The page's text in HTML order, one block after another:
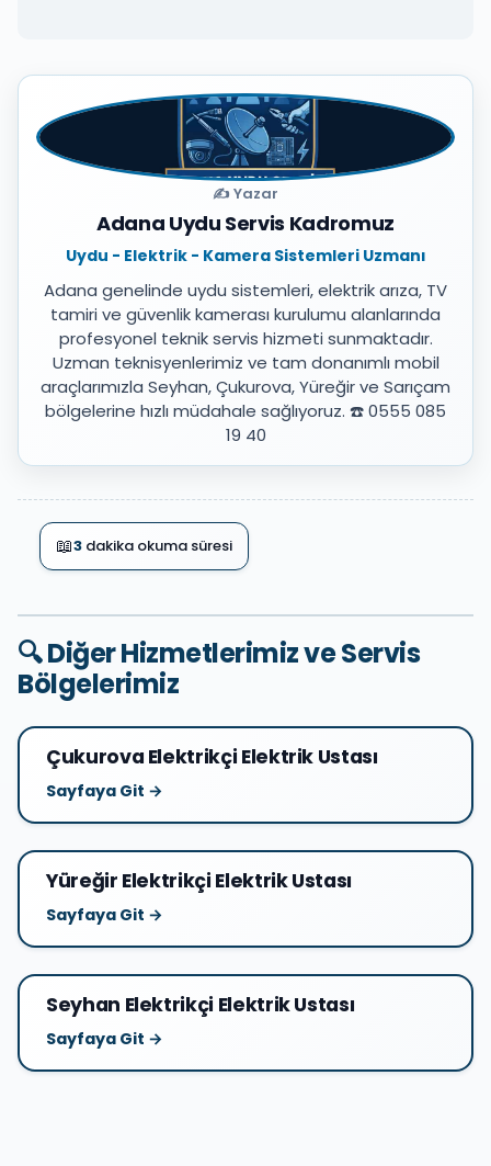
✍️ Yazar
Adana Uydu Servis Kadromuz
Uydu - Elektrik - Kamera Sistemleri Uzmanı
Adana genelinde uydu sistemleri, elektrik arıza, TV
tamiri ve güvenlik kamerası kurulumu alanlarında
profesyonel teknik servis hizmeti sunmaktadır.
Uzman teknisyenlerimiz ve tam donanımlı mobil
araçlarımızla Seyhan, Çukurova, Yüreğir ve Sarıçam
bölgelerine hızlı müdahale sağlıyoruz. ☎️ 0555 085
19 40
📖3 dakika okuma süresi
🔍 Diğer Hizmetlerimiz ve Servis
Bölgelerimiz
Çukurova Elektrikçi Elektrik Ustası
Sayfaya Git →
Yüreğir Elektrikçi Elektrik Ustası
Sayfaya Git →
Seyhan Elektrikçi Elektrik Ustası
Sayfaya Git →